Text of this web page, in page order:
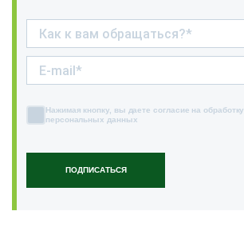
ПОДПИСАТЬСЯ
Нажимая кнопку, вы даете согласие на обработку
персональных данных